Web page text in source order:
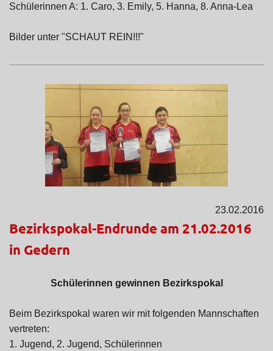
Schülerinnen A: 1. Caro, 3. Emily, 5. Hanna, 8. Anna-Lea
Bilder unter "SCHAUT REIN!!!"
23.02.2016
Bezirkspokal-Endrunde am 21.02.2016
in Gedern
Schülerinnen gewinnen Bezirkspokal
Beim Bezirkspokal waren wir mit folgenden Mannschaften
vertreten:
1. Jugend, 2. Jugend, Schülerinnen